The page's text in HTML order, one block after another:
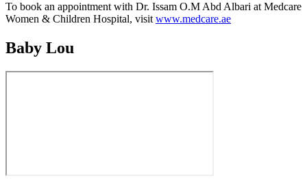
To book an appointment with Dr. Issam O.M Abd Albari at Medcare
Women & Children Hospital, visitwww.medcare.ae
Baby Lou